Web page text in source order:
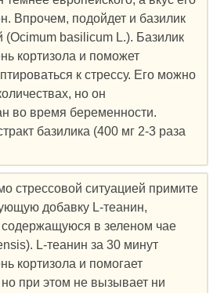
Впрочем, подойдет и базилик
basilicum L.). Базилик
кортизола и поможет
к стрессу. Его можно
но он
во время беременности.
базилика (400 мг 2-3 раза
стрессовой ситуацией примите
добавку L-теанин,
содержащуюся в зеленом чае
L-теанин за 30 минут
кортизола и помогает
но при этом не вызывает ни